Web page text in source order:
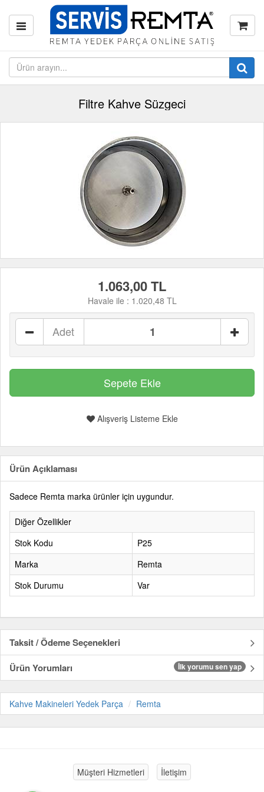
Filtre Kahve Süzgeci
1.063,00 TL
Havale ile : 1.020,48 TL
Adet
Alışveriş Listeme Ekle
Ürün Açıklaması
Sadece Remta marka ürünler için uygundur.
Diğer Özellikler
Stok Kodu
P25
Marka
Remta
Stok Durumu
Var
Taksit / Ödeme Seçenekleri
Ürün Yorumları
İlk yorumu sen yap
Kahve Makineleri Yedek Parça Remta
Müşteri Hizmetleri İletişim